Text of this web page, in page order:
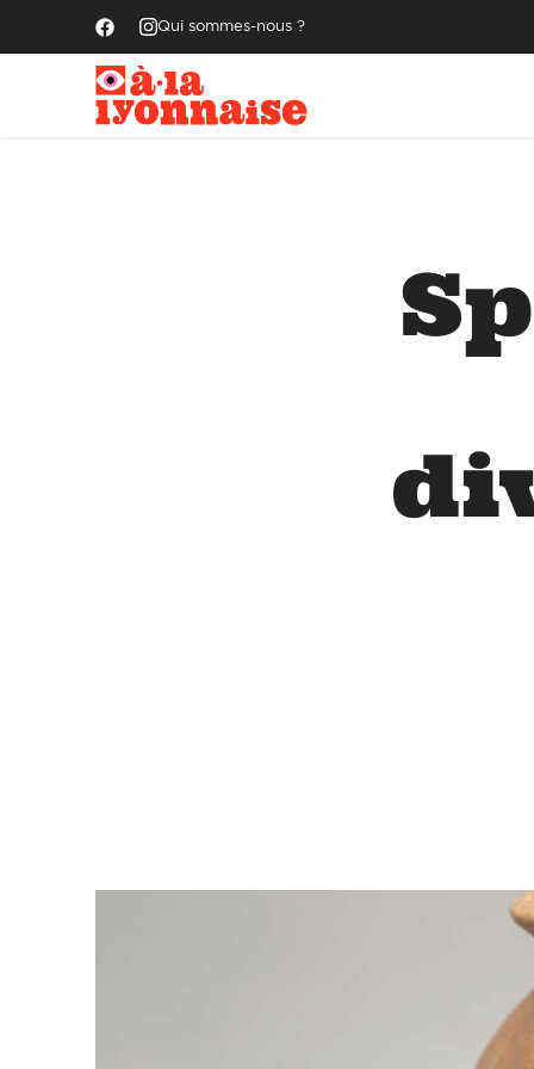
Qui sommes-nous ?